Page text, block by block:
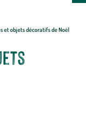
et objets décoratifs de Noël